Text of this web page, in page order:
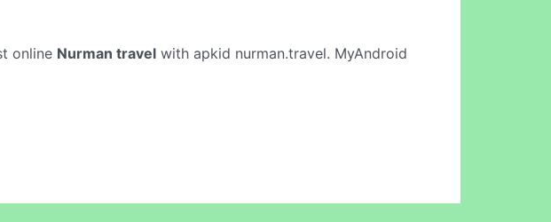
online Nurman travel with apkid nurman.travel. MyAndroid